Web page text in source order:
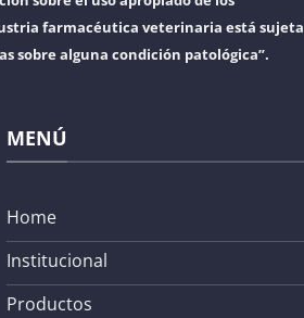
farmacéutica veterinaria está sujeta
sobre alguna condición patológica”.
MENÚ
Home
Institucional
Productos